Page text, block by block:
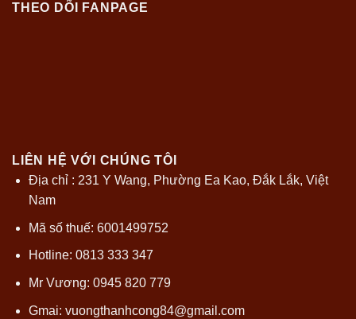
THEO DÕI FANPAGE
LIÊN HỆ VỚI CHÚNG TÔI
Địa chỉ : 231 Y Wang, Phường Ea Kao, Đắk Lắk, Việt
Nam
Mã số thuế: 6001499752
Hotline: 0813 333 347
Mr Vương: 0945 820 779
Gmai: vuongthanhcong84@gmail.com